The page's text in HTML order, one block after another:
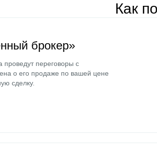
Как
брокер»
переговоры с
о его продаже по вашей цене
сделку.